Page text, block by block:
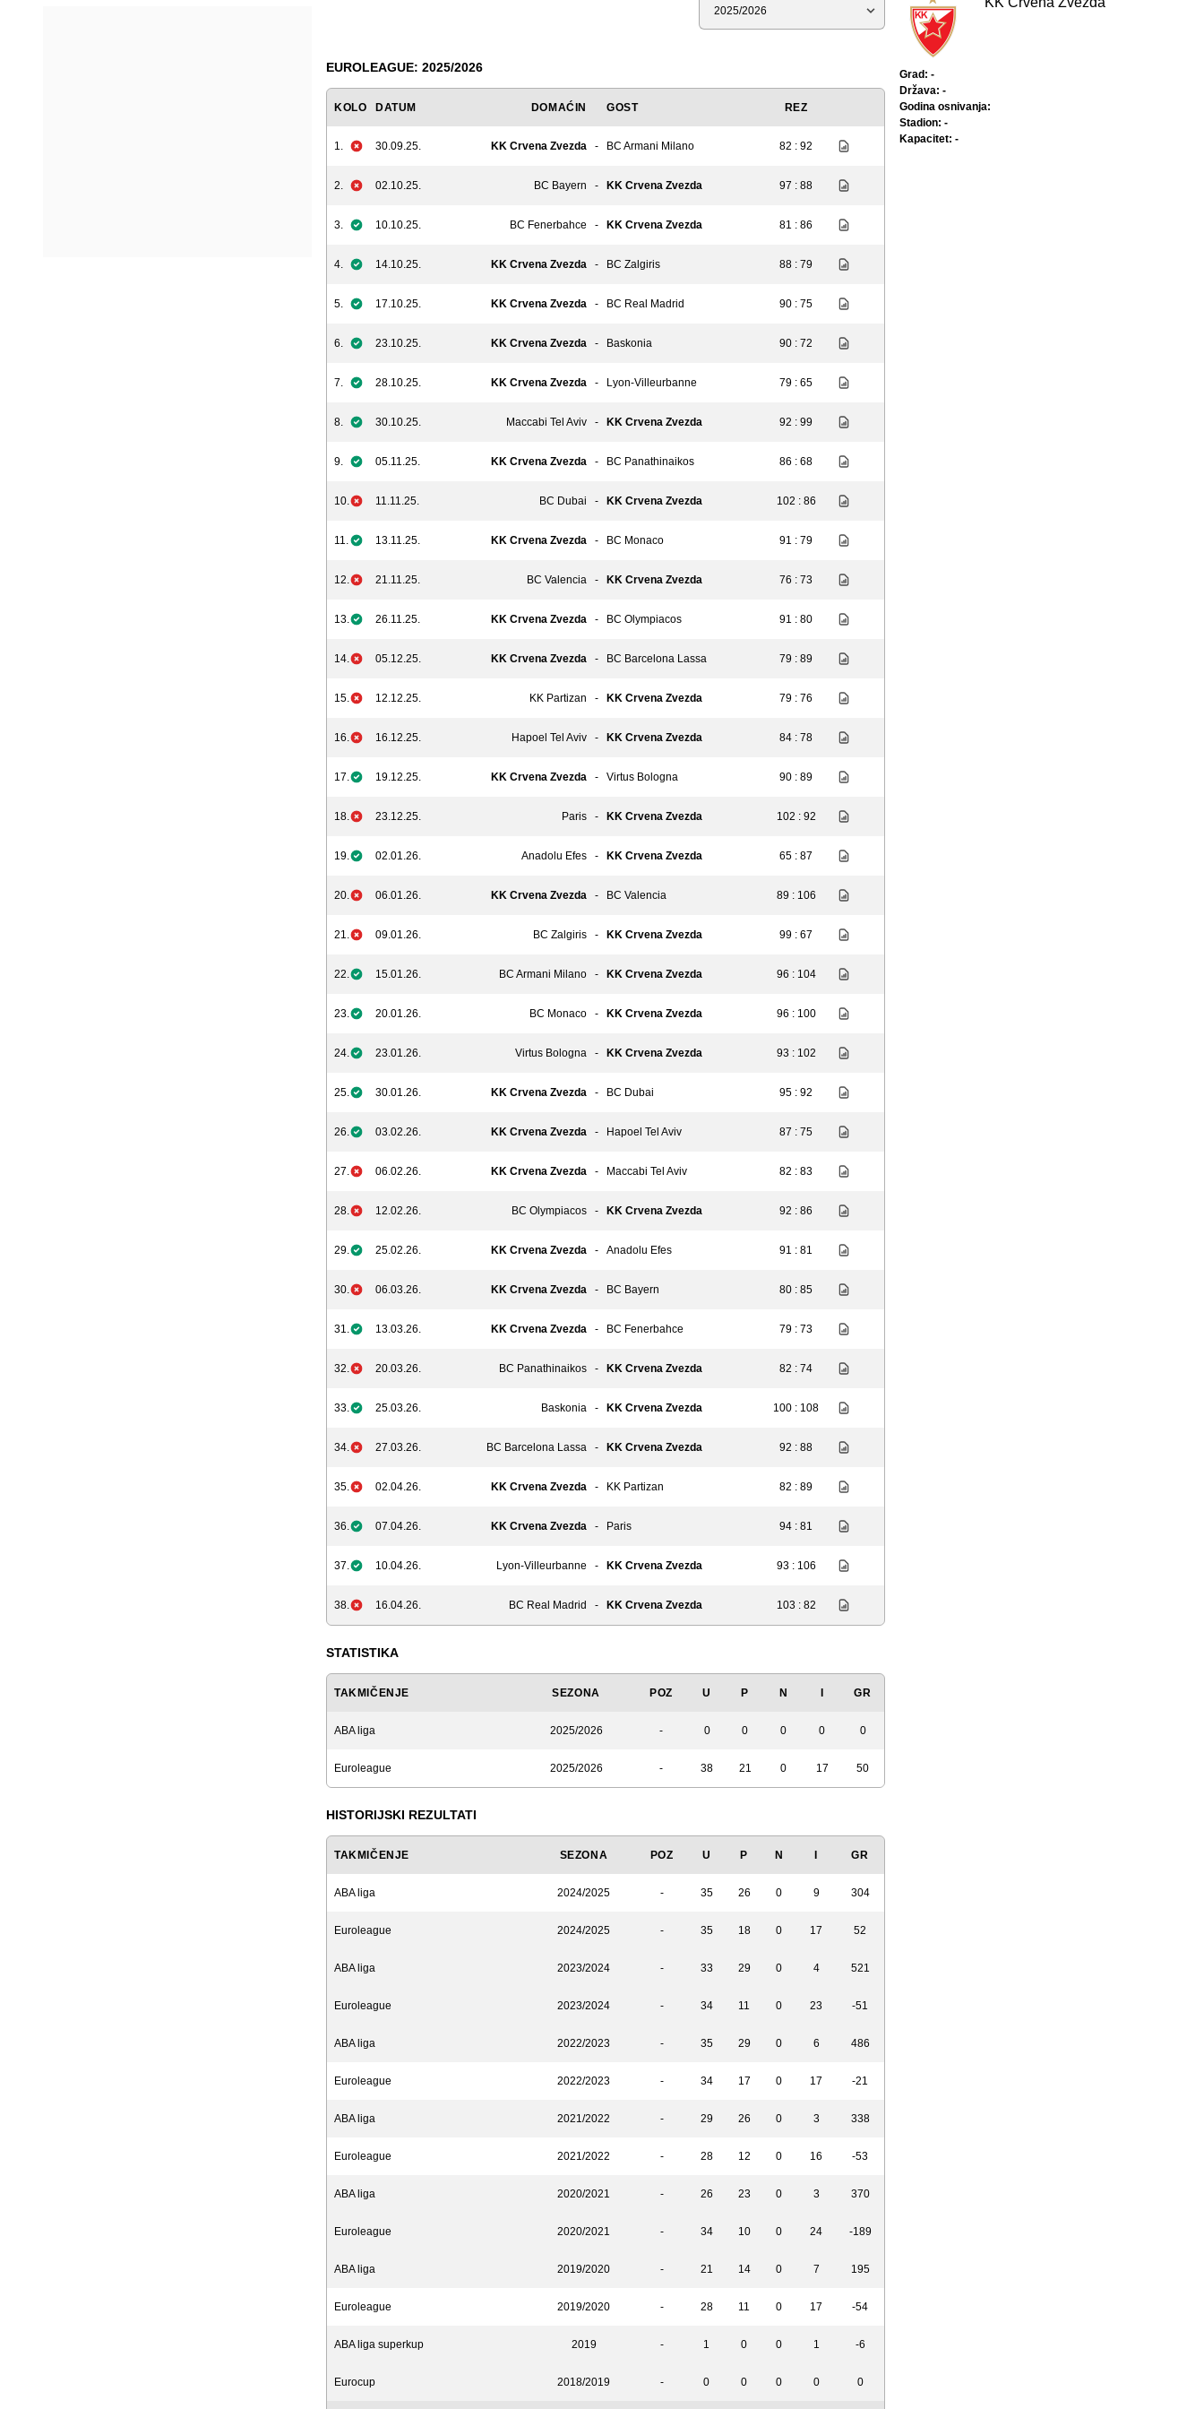
EUROLEAGUE: 2025/2026
KOLO DATUM DOMAĆIN GOST REZ
1. 30.09.25. KK Crvena Zvezda - BC Armani Milano 82 : 92
2. 02.10.25. BC Bayern - KK Crvena Zvezda 97 : 88
3. 10.10.25. BC Fenerbahce - KK Crvena Zvezda 81 : 86
4. 14.10.25. KK Crvena Zvezda - BC Zalgiris 88 : 79
5. 17.10.25. KK Crvena Zvezda - BC Real Madrid 90 : 75
6. 23.10.25. KK Crvena Zvezda - Baskonia 90 : 72
7. 28.10.25. KK Crvena Zvezda - Lyon-Villeurbanne 79 : 65
8. 30.10.25. Maccabi Tel Aviv - KK Crvena Zvezda 92 : 99
9. 05.11.25. KK Crvena Zvezda - BC Panathinaikos 86 : 68
10. 11.11.25. BC Dubai - KK Crvena Zvezda 102 : 86
11. 13.11.25. KK Crvena Zvezda - BC Monaco 91 : 79
12. 21.11.25. BC Valencia - KK Crvena Zvezda 76 : 73
13. 26.11.25. KK Crvena Zvezda - BC Olympiacos 91 : 80
14. 05.12.25. KK Crvena Zvezda - BC Barcelona Lassa 79 : 89
15. 12.12.25. KK Partizan - KK Crvena Zvezda 79 : 76
16. 16.12.25. Hapoel Tel Aviv - KK Crvena Zvezda 84 : 78
17. 19.12.25. KK Crvena Zvezda - Virtus Bologna 90 : 89
18. 23.12.25. Paris - KK Crvena Zvezda 102 : 92
19. 02.01.26. Anadolu Efes - KK Crvena Zvezda 65 : 87
20. 06.01.26. KK Crvena Zvezda - BC Valencia 89 : 106
21. 09.01.26. BC Zalgiris - KK Crvena Zvezda 99 : 67
22. 15.01.26. BC Armani Milano - KK Crvena Zvezda 96 : 104
23. 20.01.26. BC Monaco - KK Crvena Zvezda 96 : 100
24. 23.01.26. Virtus Bologna - KK Crvena Zvezda 93 : 102
25. 30.01.26. KK Crvena Zvezda - BC Dubai 95 : 92
26. 03.02.26. KK Crvena Zvezda - Hapoel Tel Aviv 87 : 75
27. 06.02.26. KK Crvena Zvezda - Maccabi Tel Aviv 82 : 83
28. 12.02.26. BC Olympiacos - KK Crvena Zvezda 92 : 86
29. 25.02.26. KK Crvena Zvezda - Anadolu Efes 91 : 81
30. 06.03.26. KK Crvena Zvezda - BC Bayern 80 : 85
31. 13.03.26. KK Crvena Zvezda - BC Fenerbahce 79 : 73
32. 20.03.26. BC Panathinaikos - KK Crvena Zvezda 82 : 74
33. 25.03.26. Baskonia - KK Crvena Zvezda 100 : 108
34. 27.03.26. BC Barcelona Lassa - KK Crvena Zvezda 92 : 88
35. 02.04.26. KK Crvena Zvezda - KK Partizan 82 : 89
36. 07.04.26. KK Crvena Zvezda - Paris 94 : 81
37. 10.04.26. Lyon-Villeurbanne - KK Crvena Zvezda 93 : 106
38. 16.04.26. BC Real Madrid - KK Crvena Zvezda 103 : 82
STATISTIKA
TAKMIČENJE SEZONA POZ U P N GR
ABA liga 2025/2026 - 0 0 0 0 0
Euroleague 2025/2026 - 38 21 0 17 50
HISTORIJSKI REZULTATI
TAKMIČENJE SEZONA POZ U P N GR
ABA liga 2024/2025 - 35 26 0 9 304
Euroleague 2024/2025 - 35 18 0 17 52
ABA liga 2023/2024 - 33 29 0 4 521
Euroleague 2023/2024 - 34 11 0 23 -51
ABA liga 2022/2023 - 35 29 0 6 486
Euroleague 2022/2023 - 34 17 0 17 -21
ABA liga 2021/2022 - 29 26 0 3 338
Euroleague 2021/2022 - 28 12 0 16 -53
ABA liga 2020/2021 - 26 23 0 3 370
Euroleague 2020/2021 - 34 10 0 24 -189
ABA liga 2019/2020 - 21 14 0 7 195
Euroleague 2019/2020 - 28 11 0 17 -54
ABA liga superkup 2019 - 1 0 0 1 -6
Eurocup 2018/2019 - 0 0 0 0 0
Grad: -
Država: -
Godina osnivanja:
Stadion: -
Kapacitet: -